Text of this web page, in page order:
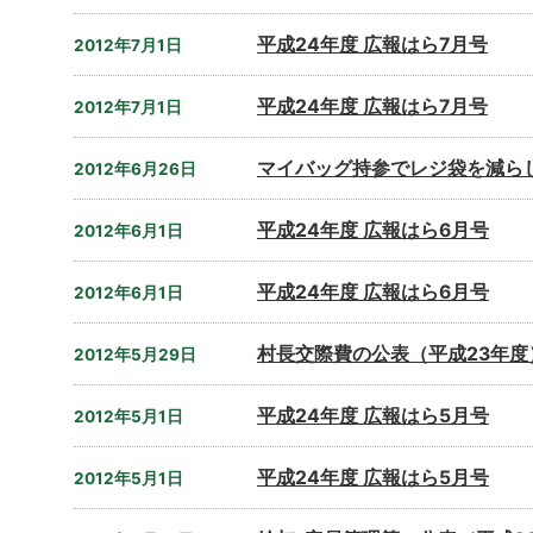
2012年7月1日 平成24年度 広報はら7月号
2012年7月1日 平成24年度 広報はら7月号
2012年6月26日 マイバッグ持参でレジ袋を減ら
2012年6月1日 平成24年度 広報はら6月号
2012年6月1日 平成24年度 広報はら6月号
2012年5月29日 村長交際費の公表（平成23年度
2012年5月1日 平成24年度 広報はら5月号
2012年5月1日 平成24年度 広報はら5月号